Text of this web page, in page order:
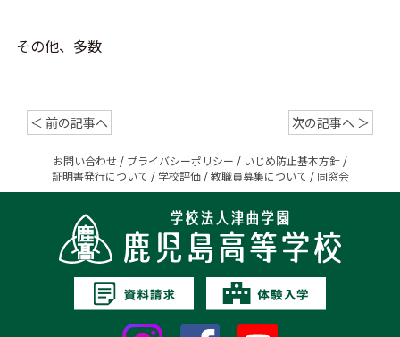
その他、多数
＜ 前の記事へ 次の記事へ ＞
お問い合わせ / プライバシーポリシー / いじめ防止基本方針 /
証明書発行について / 学校評価/教職員募集について / 同窓会